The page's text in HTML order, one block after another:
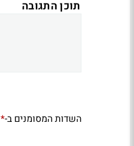
תוכן התגובה
השדות המסומנים ב-*